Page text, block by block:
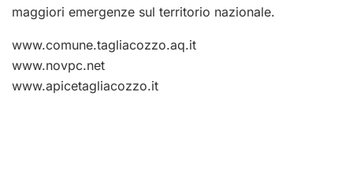
maggiori emergenze sul territorio nazionale.
www.comune.tagliacozzo.aq.it
www.novpc.net
www.apicetagliacozzo.it